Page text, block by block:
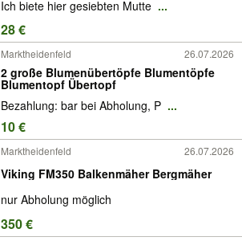
Ich biete hier gesiebten Mutte ...
28 €
Marktheidenfeld 26.07.2026
2 große Blumenübertöpfe Blumentöpfe
Blumentopf Übertopf
Bezahlung: bar bei Abholung, P ...
10 €
Marktheidenfeld 26.07.2026
Viking FM350 Balkenmäher Bergmäher
nur Abholung möglich
350 €